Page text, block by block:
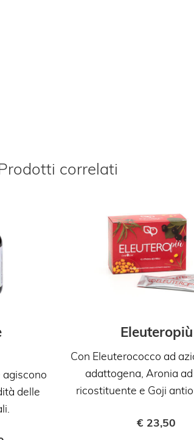
correlati
agiscono
delle
Eleuteropiù
Con Eleuterococco ad
adattogena, Aronia
ricostituente e Goji
€ 23,50